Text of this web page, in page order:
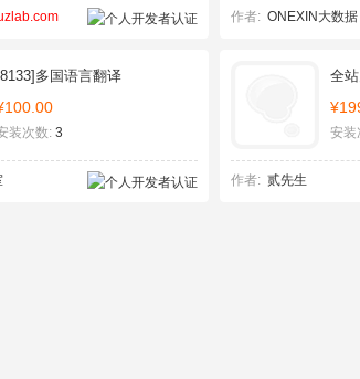
作者: ONEXIN大数据
多国语言翻译
装次数: 3
全
安装
作者: 贰先生